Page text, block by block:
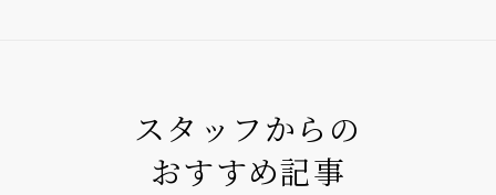
スタッフからの
おすすめ記事